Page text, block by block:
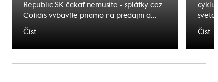
Republic SK čakať nemusíte - splátky cez
Cofidis vybavíte priamo na predajni a
odídete s tým, čo ste si vybrali. Zážitky, na
ktoré čakáte sú bližšie, ako si myslíte.
Číst
meno
Číst